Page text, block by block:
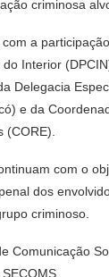
criminosa
a
Interior
Delegacia
e da
(CORE).
com o
dos
criminoso.
Comunicação